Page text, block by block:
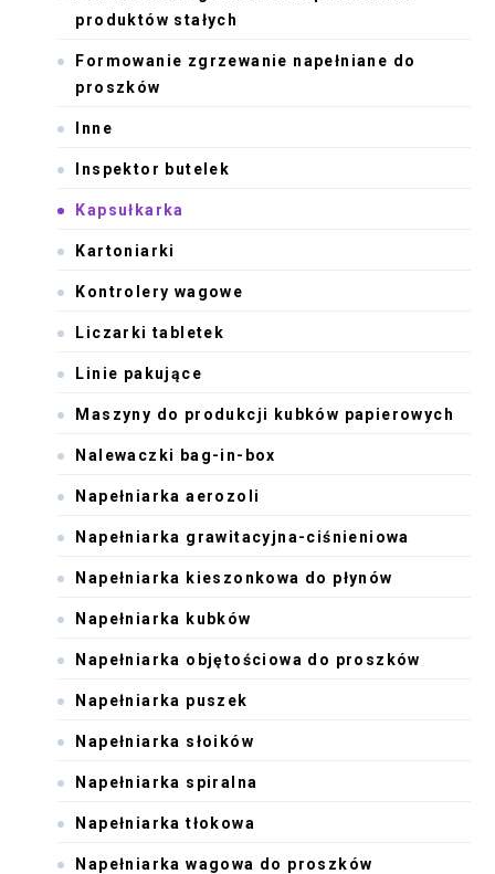
produktów stałych
Formowanie zgrzewanie napełniane do
proszków
Inne
Inspektor butelek
Kapsułkarka
Kartoniarki
Kontrolery wagowe
Liczarki tabletek
Linie pakujące
Maszyny do produkcji kubków papierowych
Nalewaczki bag-in-box
Napełniarka aerozoli
Napełniarka grawitacyjna-ciśnieniowa
Napełniarka kieszonkowa do płynów
Napełniarka kubków
Napełniarka objętościowa do proszków
Napełniarka puszek
Napełniarka słoików
Napełniarka spiralna
Napełniarka tłokowa
Napełniarka wagowa do proszków